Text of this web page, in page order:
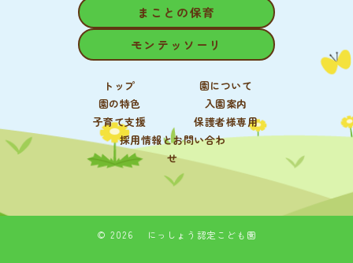
まことの保育
モンテッソーリ
トップ
園について
園の特色
入園案内
子育て支援
保護者様専用
採用情報とお問い合わ
せ
© 2026 にっしょう認定こども園